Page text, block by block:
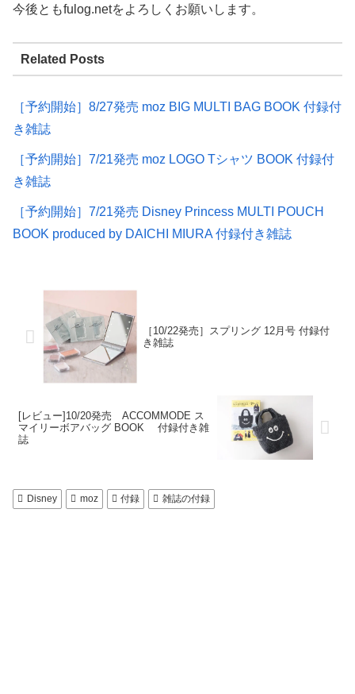
今後ともfulog.netをよろしくお願いします。
Related Posts
［予約開始］8/27発売 moz BIG MULTI BAG BOOK 付録付
き雑誌
［予約開始］7/21発売 moz LOGO Tシャツ BOOK 付録付
き雑誌
［予約開始］7/21発売 Disney Princess MULTI POUCH
BOOK produced by DAICHI MIURA 付録付き雑誌
［10/22発売］スプリング 12月号 付録付
き雑誌
[レビュー]10/20発売 ACCOMMODE ス
マイリーボアバッグ BOOK 付録付き雑
誌
Disney moz 付録 雑誌の付録